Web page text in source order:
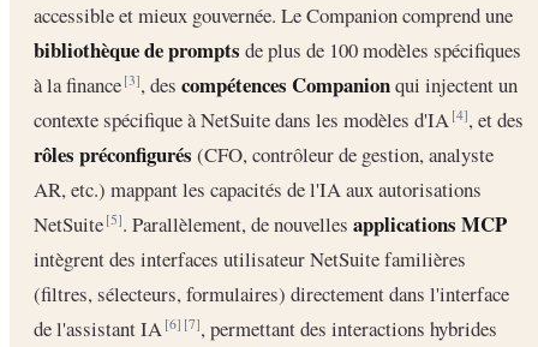
accessible et mieux gouvernée. Le Companion comprend une
bibliothèque de prompts de plus de 100 modèles spécifiques
à la finance[3], des compétences Companionqui injectent un
contexte spécifique à NetSuite dans les modèles d'IA[4], et des
rôles préconfigurés (CFO, contrôleur de gestion, analyste
AR, etc.) mappant les capacités de l'IA aux autorisations
NetSuite[5]. Parallèlement, de nouvelles applications MCP
intègrent des interfaces utilisateur NetSuite familières
(filtres, sélecteurs, formulaires) directement dans l'interface
de l'assistant IA[6] [7], permettant des interactions hybrides